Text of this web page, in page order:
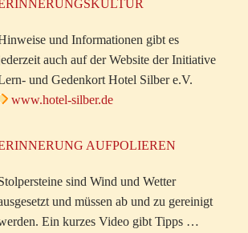
und Informationen gibt es
auch auf der Website der Initiative
und Gedenkort Hotel Silber e.V.
www.hotel-silber.de
AUFPOLIEREN
sind Wind und Wetter
und müssen ab und zu gereinigt
Ein kurzes Video gibt Tipps …